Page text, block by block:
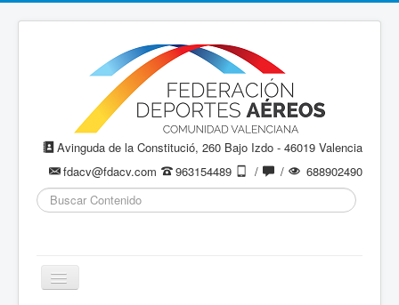
Avinguda de la Constitució, 260 Bajo Izdo - 46019 Valencia
fdacv@fdacv.com
963154489 / /
688902490
Buscar...
Cambiar
navegación